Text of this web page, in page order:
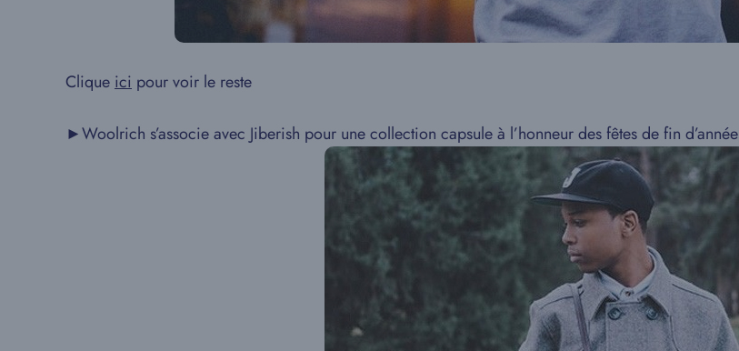
Clique ici pour voir le reste
►Woolrich s’associe avec Jiberish pour une collection capsule à l’honneur des fêtes de fin d’année